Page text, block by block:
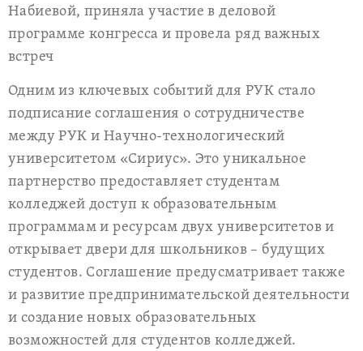
Набиевой, приняла участие в деловой
программе конгресса и провела ряд важных
встреч
Одним из ключевых событий для РУК стало
подписание соглашения о сотрудничестве
между РУК и Научно-технологический
университетом «Сириус». Это уникальное
партнерство предоставляет студентам
колледжей доступ к образовательным
программам и ресурсам двух университетов и
открывает двери для школьников – будущих
студентов. Соглашение предусматривает также
и развитие предпринимательской деятельности
и создание новых образовательных
возможностей для студентов колледжей.